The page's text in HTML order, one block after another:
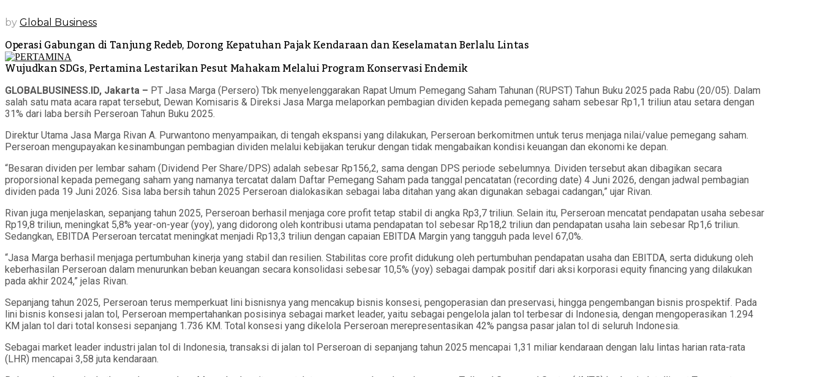
by Global Business
Operasi Gabungan di Tanjung Redeb, Dorong Kepatuhan Pajak Kendaraan dan Keselamatan Berlalu Lintas
Wujudkan SDGs, Pertamina Lestarikan Pesut Mahakam Melalui Program Konservasi Endemik
GLOBALBUSINESS.ID, Jakarta – PT Jasa Marga (Persero) Tbk menyelenggarakan Rapat Umum Pemegang Saham Tahunan (RUPST) Tahun Buku 2025 pada Rabu (20/05). Dalam
salah satu mata acara rapat tersebut, Dewan Komisaris & Direksi Jasa Marga melaporkan pembagian dividen kepada pemegang saham sebesar Rp1,1 triliun atau setara dengan
31% dari laba bersih Perseroan Tahun Buku 2025.
Direktur Utama Jasa Marga Rivan A. Purwantono menyampaikan, di tengah ekspansi yang dilakukan, Perseroan berkomitmen untuk terus menjaga nilai/value pemegang saham.
Perseroan mengupayakan kesinambungan pembagian dividen melalui kebijakan terukur dengan tidak mengabaikan kondisi keuangan dan ekonomi ke depan.
“Besaran dividen per lembar saham (Dividend Per Share/DPS) adalah sebesar Rp156,2, sama dengan DPS periode sebelumnya. Dividen tersebut akan dibagikan secara
proporsional kepada pemegang saham yang namanya tercatat dalam Daftar Pemegang Saham pada tanggal pencatatan (recording date) 4 Juni 2026, dengan jadwal pembagian
dividen pada 19 Juni 2026. Sisa laba bersih tahun 2025 Perseroan dialokasikan sebagai laba ditahan yang akan digunakan sebagai cadangan,” ujar Rivan.
Rivan juga menjelaskan, sepanjang tahun 2025, Perseroan berhasil menjaga core profit tetap stabil di angka Rp3,7 triliun. Selain itu, Perseroan mencatat pendapatan usaha sebesar
Rp19,8 triliun, meningkat 5,8% year-on-year (yoy), yang didorong oleh kontribusi utama pendapatan tol sebesar Rp18,2 triliun dan pendapatan usaha lain sebesar Rp1,6 triliun.
Sedangkan, EBITDA Perseroan tercatat meningkat menjadi Rp13,3 triliun dengan capaian EBITDA Margin yang tangguh pada level 67,0%.
“Jasa Marga berhasil menjaga pertumbuhan kinerja yang stabil dan resilien. Stabilitas core profit didukung oleh pertumbuhan pendapatan usaha dan EBITDA, serta didukung oleh
keberhasilan Perseroan dalam menurunkan beban keuangan secara konsolidasi sebesar 10,5% (yoy) sebagai dampak positif dari aksi korporasi equity financing yang dilakukan
pada akhir 2024,” jelas Rivan.
Sepanjang tahun 2025, Perseroan terus memperkuat lini bisnisnya yang mencakup bisnis konsesi, pengoperasian dan preservasi, hingga pengembangan bisnis prospektif. Pada
lini bisnis konsesi jalan tol, Perseroan mempertahankan posisinya sebagai market leader, yaitu sebagai pengelola jalan tol terbesar di Indonesia, dengan mengoperasikan 1.294
KM jalan tol dari total konsesi sepanjang 1.736 KM. Total konsesi yang dikelola Perseroan merepresentasikan 42% pangsa pasar jalan tol di seluruh Indonesia.
Sebagai market leader industri jalan tol di Indonesia, transaksi di jalan tol Perseroan di sepanjang tahun 2025 mencapai 1,31 miliar kendaraan dengan lalu lintas harian rata-rata
(LHR) mencapai 3,58 juta kendaraan.